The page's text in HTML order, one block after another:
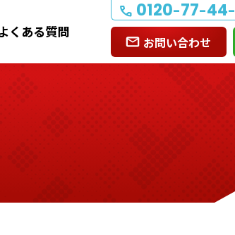
0120-77-44-
お問い合わせ
くある質問